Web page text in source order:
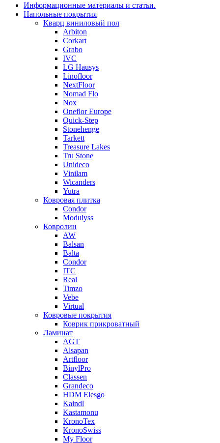
Информационные материалы и статьи.
Напольные покрытия
Кварц виниловый пол
Arbiton
Corkart
Grabo
IVC
LG Hausys
Linofloor
NextFloor
Nomad Flo
Nox
Oneflor Europe
Quick-Step
Stonehenge
Tarkett
Treasure Lakes
Tru Stone
Unideco
Vinilam
Wicanders
Yutra
Ковровая плитка
Condor
Modulyss
Ковролин
AW
Balsan
Balta
Condor
ITC
Real
Timzo
Vebe
Virtual
Ковровые покрытия
Коврик прикроватный
Ламинат
AGT
Alsapan
Artfloor
BinylPro
Classen
Grandeco
HDM Elesgo
Kaindl
Kastamonu
KronoTex
KronoSwiss
My Floor